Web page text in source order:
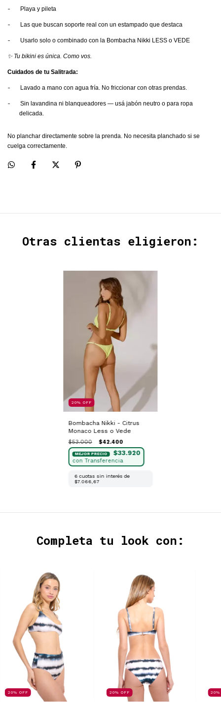
- Playa y pileta
- Las que buscan soporte real con un estampado que destaca
- Usarlo solo o combinado con la Bombacha Nikki LESS o VEDE
✨ Tu bikini es única. Como vos.
Cuidados de tu Salitrada:
- Lavado a mano con agua fría. No friccionar con otras prendas.
-
Sin lavandina ni blanqueadores — usá jabón neutro o para ropa
delicada.
No planchar directamente sobre la prenda. No necesita planchado si se
cuelga correctamente.
Otras clientas eligieron:
20% OFF
Bombacha Nikki - Citrus
Monaco Less o Vede
$53.000 $42.400
$33.920
6 cuotas sin interés de
$7.066,67
Completa tu look con:
20% OFF 20% OFF 20